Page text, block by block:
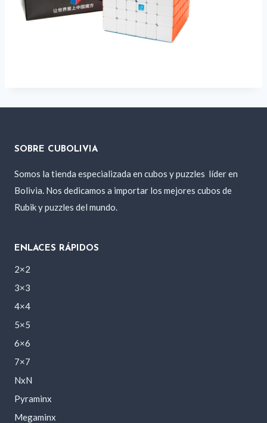
SOBRE CUBOLIVIA
Somos la tienda especializada en cubos y puzzles líder en
Bolivia. Nos dedicamos a importar los mejores cubos de
Rubik y puzzles del mundo.
ENLACES RÁPIDOS
2×2
3×3
4×4
5×5
6×6
7×7
NxN
Pyraminx
Megaminx